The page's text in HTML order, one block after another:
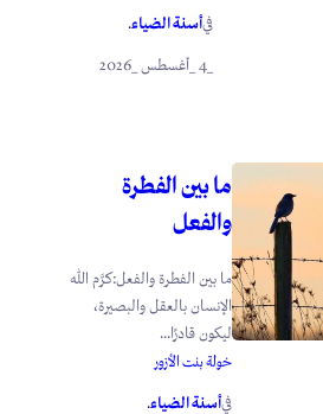
فيأسنة الضياء.
_4 _أغسطس _2026
ما بين الفطرة
والفعل
ما بين الفطرة والفعل:كرَّم الله
الإنسان بالعقل والبصيرة،
ليكون قادرًا...
خولة بنت الأزور
فيأسنة الضياء.